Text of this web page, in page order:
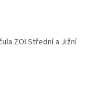
ZOI Střední a Jižní